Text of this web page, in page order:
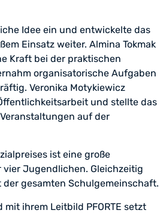
Idee ein und entwickelte das
Einsatz weiter. Almina Tokmak
Kraft bei der praktischen
organisatorische Aufgaben
Veronika Motykiewicz
und stellte das
auf der
ist eine große
Jugendlichen. Gleichzeitig
gesamten Schulgemeinschaft.
ihrem Leitbild PFORTE setzt